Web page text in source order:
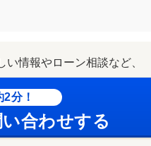
情報やローン相談など、
分！
合わせする